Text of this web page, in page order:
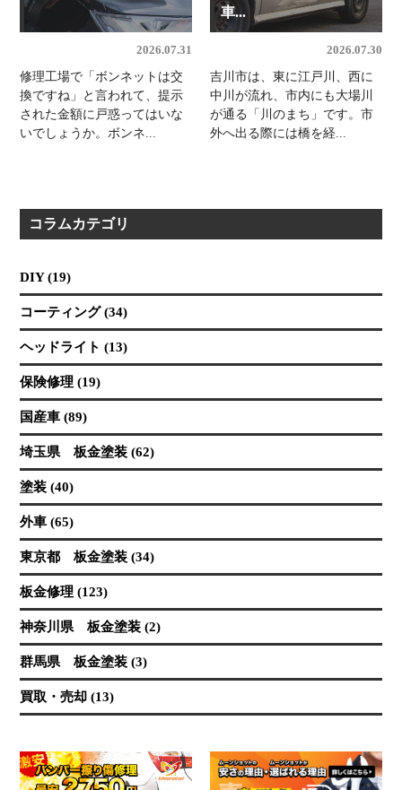
2026.07.31
修理工場で「ボンネットは交
換ですね」と言われて、提示
された金額に戸惑ってはいな
いでしょうか。ボンネ...
車...
2026.07.30
吉川市は、東に江戸川、西に
中川が流れ、市内にも大場川
が通る「川のまち」です。市
外へ出る際には橋を経...
コラムカテゴリ
DIY (19)
コーティング (34)
ヘッドライト (13)
保険修理 (19)
国産車 (89)
埼玉県 板金塗装 (62)
塗装 (40)
外車 (65)
東京都 板金塗装 (34)
板金修理 (123)
神奈川県 板金塗装 (2)
群馬県 板金塗装 (3)
買取・売却 (13)